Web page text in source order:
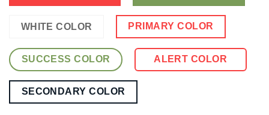
WHITE COLOR PRIMARY COLOR
SUCCESS COLOR ALERT COLOR
SECONDARY COLOR